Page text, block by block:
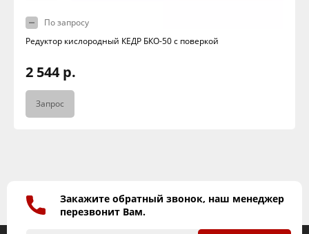
По запросу
Редуктор кислородный КЕДР БКО-50 с поверкой
2 544 р.
Запрос
Закажите обратный звонок, наш менеджер
перезвонит Вам.